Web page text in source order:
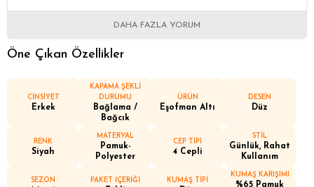
DAHA FAZLA YORUM
Öne Çıkan Özellikler
CİNSİYET
Erkek
KAPAMA ŞEKLİ
DURUMU
Bağlama /
Bağcık
ÜRÜN
Eşofman Altı
DESEN
Düz
RENK
Siyah
MATERYAL
Pamuk-
Polyester
CEP TİPİ
4 Cepli
STİL
Günlük, Rahat
Kullanım
SEZON PAKET İÇERİĞİ KUMAŞ TİPİ
KUMAŞ KARIŞIMI
%65 Pamuk